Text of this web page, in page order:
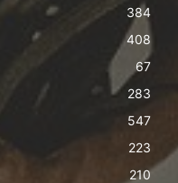
384
408
67
283
547
223
210